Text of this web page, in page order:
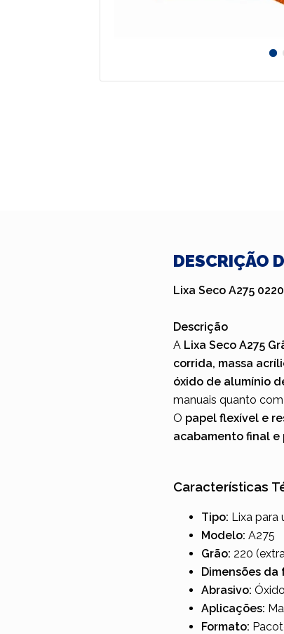
DESCRIÇÃO
Lixa Seco A275
Descrição
A Lixa Seco A275
corrida, massa
óxido de alumínio
manuais quanto
O papel flexível e
acabamento final
Características
Tipo: Lixa para
Modelo: A275
Grão: 220
Dimensões da
Abrasivo:
Aplicações:
Formato: